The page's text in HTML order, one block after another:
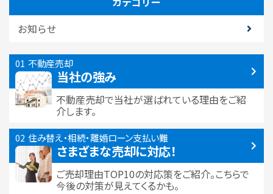
お知らせ
不動産売却
当社の強み
不動産売却で当社が選ばれている理由をご紹
介します。
住み替え・相続・離婚ローン支払い難
さまざまな売却に対応！
ご売却理由TOP10の対応策をご紹介。こちらで
今後の対策が見えてくるかも。